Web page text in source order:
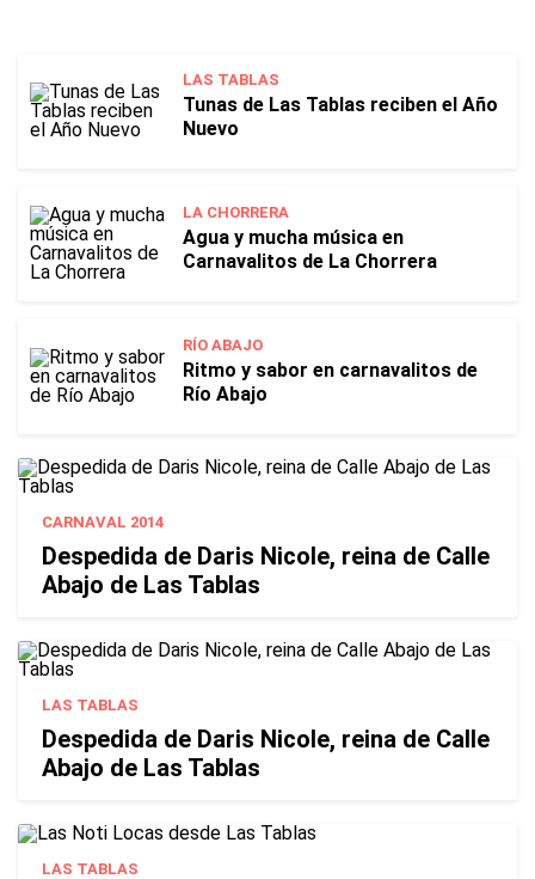
LAS TABLAS
Tunas de Las Tablas reciben el Año
Nuevo
LA CHORRERA
Agua y mucha música en
Carnavalitos de La Chorrera
RÍO ABAJO
Ritmo y sabor en carnavalitos de
Río Abajo
CARNAVAL 2014
Despedida de Daris Nicole, reina de Calle
Abajo de Las Tablas
LAS TABLAS
Despedida de Daris Nicole, reina de Calle
Abajo de Las Tablas
LAS TABLAS